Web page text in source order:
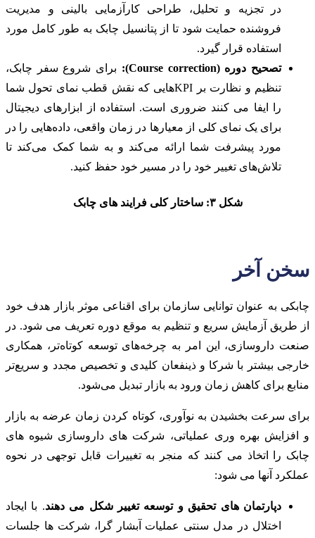
در تجزیه و تحلیل، طراحی کارآزمایی بالینی و مدیریت
فروشنده حمایت شود تا از پتانسیل چابک به طور کامل مورد
استفاده قرار گیرد.
تصحیح دوره (Course correction):
برای شروع سفر چابک،
تنظیم و نظارت بر KPIهایی که نقش قطب نمای تحول شما
را ایفا می کنند ضروری است. استفاده از ابزارهای دیجیتال
برای یک نمای کلی از معیارها در زمان واقعی، داده‌هایی را در
مورد پیشرفت شما ارائه می‌کند و به شما کمک می‌کند تا
تلاش‌های تغییر خود را در مسیر خود حفظ کنید.
شکل ۳: ساختار کلی فرایند های چابک
سخن آخر
چابکی به عنوان توانایی سازمان برای اقناعی موثر بازار هدف خود
از طریق آزمایش سریع و تنظیم به موقع دوره تعریف می شود. در
صنعت داروسازی، این امر به چرخه‌های توسعه کوتاه‌تر، همکاری
خارجی بیشتر با شرکا و ذینفعان کلیدی و تخصیص مجدد و سریع‌تر
منابع برای کاهش زمان ورود به بازار تبدیل می‌شود.
برای سرعت بخشیدن به نوآوری، کوتاه کردن زمان عرضه به بازار
و افزایش بهره وری عملیاتی، شرکت های داروسازی شیوه های
چابک را اتخاذ می کنند که منجر به تغییرات قابل توجهی در نحوه
عملکرد آنها می شود:
دپارتمان های تحقیق و توسعه تغییر شکل می دهند. با ایجاد
اختلال در مدل سنتی عملیات آبشار گرا، شرکت ها جلسات